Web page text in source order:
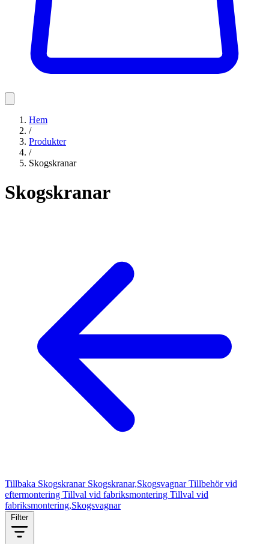
Hem
/
Produkter
/
Skogskranar
Skogskranar
Tillbaka Skogskranar Skogskranar,SkogsvagnarTillbehör vid
eftermontering Tillval vid fabriksmontering Tillval vid
fabriksmontering,Skogsvagnar
Filter